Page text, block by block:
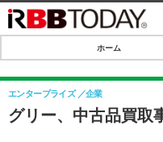
IT・デジタル
SPEED TEST
ホーム
グリー、中古品買
エンタープライズ 企業